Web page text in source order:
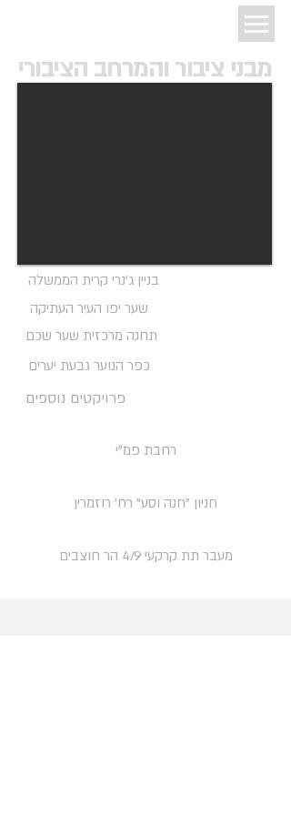
מבני ציבור והמרחב הציבורי
שער יפו העיר העתיקה
תחנה מרכזית שער שכם
כפר הנוער גבעת יערים
פרויקטים נוספים
בניין ג'נרי קרית הממשלה
רחבת פמ"י
חניון "חנה וסע" רח' רוזמרין
מעבר תת קרקעי 4/9 הר חוצבים